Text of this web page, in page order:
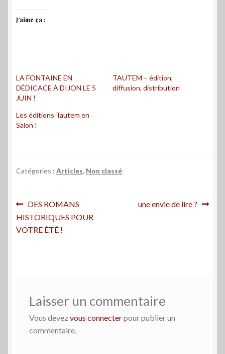
J’aime ça :
LA FONTAINE EN
DÉDICACE À DIJON LE 5
JUIN !
TAUTEM – édition,
diffusion, distribution
Les éditions Tautem en
Salon !
Catégories : Articles, Non classé
Navigation
de
Article
précédent :
DES ROMANS
HISTORIQUES POUR
VOTRE ÉTÉ !
Article
une envie de lire ?
Laisser un commentaire
Vous devez vous connecterpour publier un
commentaire.